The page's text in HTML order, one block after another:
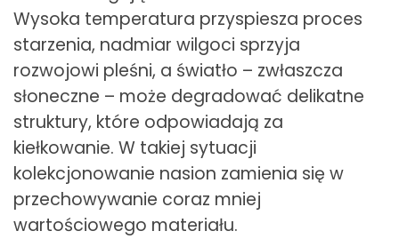
Wysoka temperatura przyspiesza proces
starzenia, nadmiar wilgoci sprzyja
rozwojowi pleśni, a światło – zwłaszcza
słoneczne – może degradować delikatne
struktury, które odpowiadają za
kiełkowanie. W takiej sytuacji
kolekcjonowanie nasion zamienia się w
przechowywanie coraz mniej
wartościowego materiału.